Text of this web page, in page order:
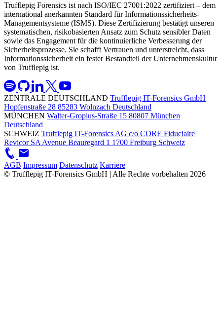
Trufflepig Forensics ist nach ISO/IEC 27001:2022 zertifiziert – dem
international anerkannten Standard für Informationssicherheits-
Managementsysteme (ISMS). Diese Zertifizierung bestätigt unseren
systematischen, risikobasierten Ansatz zum Schutz sensibler Daten
sowie das Engagement für die kontinuierliche Verbesserung der
Sicherheitsprozesse. Sie schafft Vertrauen und unterstreicht, dass
Informationssicherheit ein fester Bestandteil der Unternehmenskultur
von Trufflepig ist.
ZENTRALE DEUTSCHLAND Trufflepig IT-Forensics GmbH
Hopfenstraße 28 85283 Wolnzach Deutschland
MÜNCHEN Walter-Gropius-Straße 15 80807 München
Deutschland
SCHWEIZ Trufflepig IT-Forensics AG c/o CORE Fiduciaire
Revicor SA Avenue Beauregard 1 1700 Freiburg Schweiz
AGB Impressum Datenschutz Karriere
© Trufflepig IT-Forensics GmbH | Alle Rechte vorbehalten 2026